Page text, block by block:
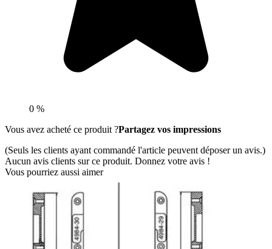
0 %
Vous avez acheté ce produit ?Partagez vos impressions
(Seuls les clients ayant commandé l'article peuvent déposer un avis.)
Aucun avis clients sur ce produit. Donnez votre avis !
Vous pourriez aussi aimer